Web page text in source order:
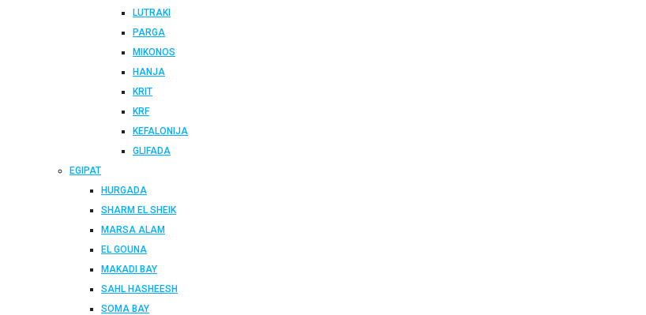
LUTRAKI
PARGA
MIKONOS
HANJA
KRIT
KRF
KEFALONIJA
GLIFADA
EGIPAT
HURGADA
SHARM EL SHEIK
MARSA ALAM
EL GOUNA
MAKADI BAY
SAHL HASHEESH
SOMA BAY